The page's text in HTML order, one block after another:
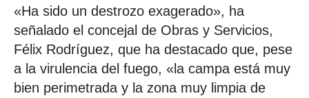
«Ha sido un destrozo exagerado», ha
señalado el concejal de Obras y Servicios,
Félix Rodríguez, que ha destacado que, pese
a la virulencia del fuego, «la campa está muy
bien perimetrada y la zona muy limpia de